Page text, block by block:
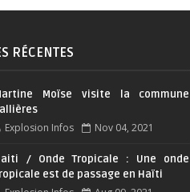
RÉCENTES
Moïse visite la commune
Explosion Infos Nov 04, 2021
/ Onde Tropicale : Une onde
est de passage en Haïti